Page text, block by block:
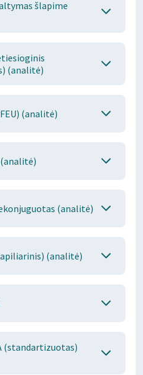
šlapime
(analitė)
(analitė)
(analitė)
(analitė)
(standartizuotas)